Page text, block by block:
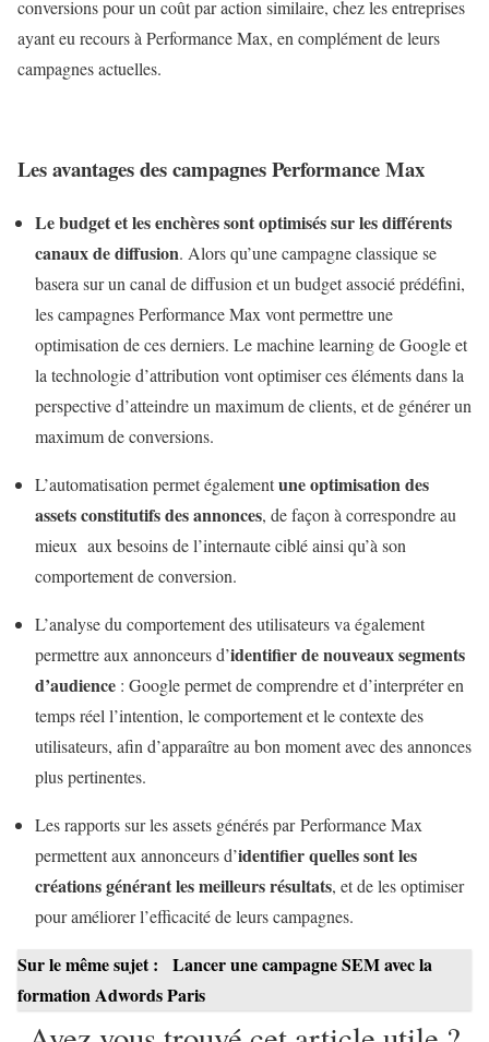
conversions pour un coût par action similaire, chez les entreprises
ayant eu recours à Performance Max, en complément de leurs
campagnes actuelles.
Les avantages des campagnes Performance Max
Le budget et les enchères sont optimisés sur les différents
canaux de diffusion. Alors qu’une campagne classique se
basera sur un canal de diffusion et un budget associé prédéfini,
les campagnes Performance Max vont permettre une
optimisation de ces derniers. Le machine learning de Google et
la technologie d’attribution vont optimiser ces éléments dans la
perspective d’atteindre un maximum de clients, et de générer un
maximum de conversions.
L’automatisation permet égalementune optimisation des
assets constitutifs des annonces, de façon à correspondre au
mieux aux besoins de l’internaute ciblé ainsi qu’à son
comportement de conversion.
L’analyse du comportement des utilisateurs va également
permettre aux annonceurs d’identifier de nouveaux segments
d’audience : Google permet de comprendre et d’interpréter en
temps réel l’intention, le comportement et le contexte des
utilisateurs, afin d’apparaître au bon moment avec des annonces
plus pertinentes.
Les rapports sur les assets générés par Performance Max
permettent aux annonceurs d’identifier quelles sont les
créations générant les meilleurs résultats, et de les optimiser
pour améliorer l’efficacité de leurs campagnes.
Sur le même sujet :
Lancer une campagne SEM avec la
formation Adwords Paris